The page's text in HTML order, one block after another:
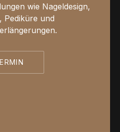
wie Nageldesign,
Pediküre und